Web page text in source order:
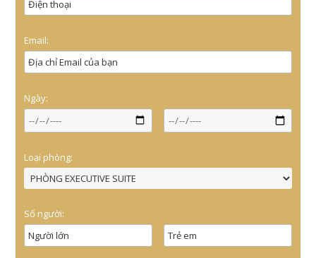
Email:
Ngày:
Loại phòng:
Số người: